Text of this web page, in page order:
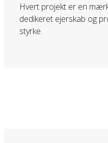
Hvert projekt er en
dedikeret ejerskab og
styrke.